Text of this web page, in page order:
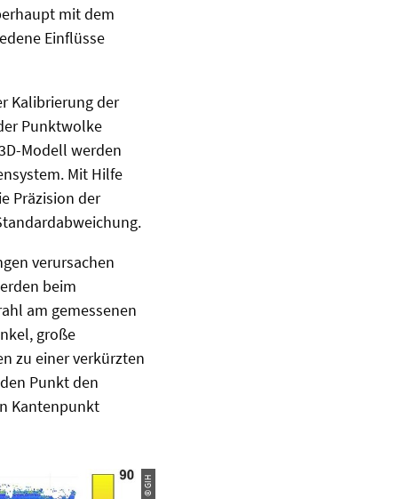
mit dem
Einflüsse
Kalibrierung der
Punktwolke
Modell werden
Mit Hilfe
Präzision der
verursachen
beim
am gemessenen
große
zu einer verkürzten
Punkt den
Kantenpunkt
© GIH